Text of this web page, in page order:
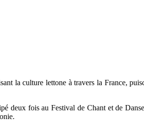
la culture lettone à travers la France,
deux fois au Festival de Chant et de